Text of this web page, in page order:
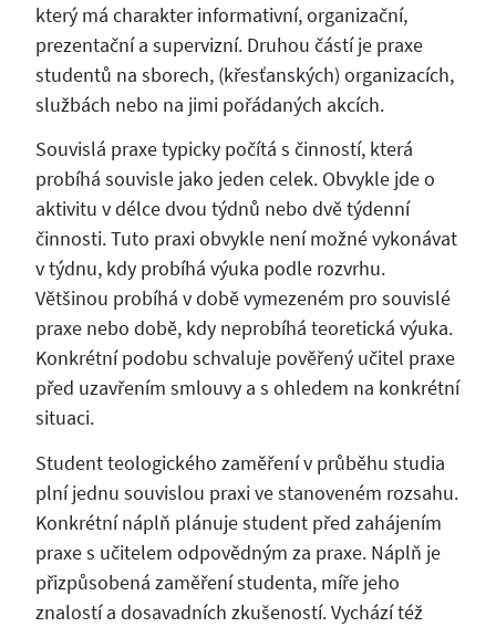
který má charakter informativní, organizační,
prezentační a supervizní. Druhou částí je praxe
studentů na sborech, (křesťanských) organizacích,
službách nebo na jimi pořádaných akcích.
Souvislá praxe typicky počítá s činností, která
probíhá souvisle jako jeden celek. Obvykle jde o
aktivitu v délce dvou týdnů nebo dvě týdenní
činnosti. Tuto praxi obvykle není možné vykonávat
v týdnu, kdy probíhá výuka podle rozvrhu.
Většinou probíhá v době vymezeném pro souvislé
praxe nebo době, kdy neprobíhá teoretická výuka.
Konkrétní podobu schvaluje pověřený učitel praxe
před uzavřením smlouvy a s ohledem na konkrétní
situaci.
Student teologického zaměření v průběhu studia
plní jednu souvislou praxi ve stanoveném rozsahu.
Konkrétní náplň plánuje student před zahájením
praxe s učitelem odpovědným za praxe. Náplň je
přizpůsobená zaměření studenta, míře jeho
znalostí a dosavadních zkušeností. Vychází též